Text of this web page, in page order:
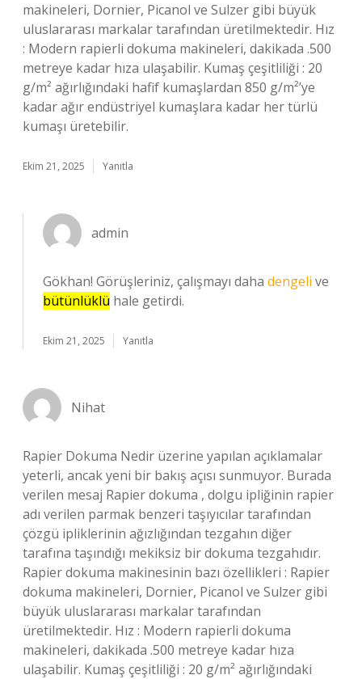
makineleri, Dornier, Picanol ve Sulzer gibi büyük
uluslararası markalar tarafından üretilmektedir. Hız
: Modern rapierli dokuma makineleri, dakikada .500
metreye kadar hıza ulaşabilir. Kumaş çeşitliliği : 20
g/m² ağırlığındaki hafif kumaşlardan 850 g/m²’ye
kadar ağır endüstriyel kumaşlara kadar her türlü
kumaşı üretebilir.
Ekim 21, 2025 Yanıtla
admin
Gökhan! Görüşleriniz, çalışmayı daha dengeli ve
bütünlüklü hale getirdi.
Ekim 21, 2025 Yanıtla
Nihat
Rapier Dokuma Nedir üzerine yapılan açıklamalar
yeterli, ancak yeni bir bakış açısı sunmuyor. Burada
verilen mesaj Rapier dokuma , dolgu ipliğinin rapier
adı verilen parmak benzeri taşıyıcılar tarafından
çözgü ipliklerinin ağızlığından tezgahın diğer
tarafına taşındığı mekiksiz bir dokuma tezgahıdır.
Rapier dokuma makinesinin bazı özellikleri : Rapier
dokuma makineleri, Dornier, Picanol ve Sulzer gibi
büyük uluslararası markalar tarafından
üretilmektedir. Hız : Modern rapierli dokuma
makineleri, dakikada .500 metreye kadar hıza
ulaşabilir. Kumaş çeşitliliği : 20 g/m² ağırlığındaki